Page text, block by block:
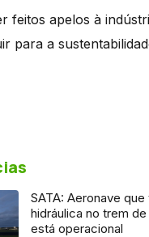
feitos apelos à
para a
SATA: Aeronave
hidráulica no trem
está operacional